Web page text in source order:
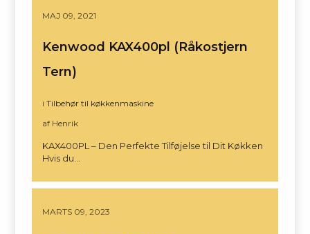
MAJ 09, 2021
Kenwood KAX400pl (Råkostjern
Tern)
i Tilbehør til køkkenmaskine
af Henrik
KAX400PL – Den Perfekte Tilføjelse til Dit Køkken
Hvis du…
MARTS 09, 2023